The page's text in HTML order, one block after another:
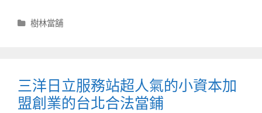
分
樹林當舖
三洋日立服務站超人氣的小資本加
盟創業的台北合法當鋪